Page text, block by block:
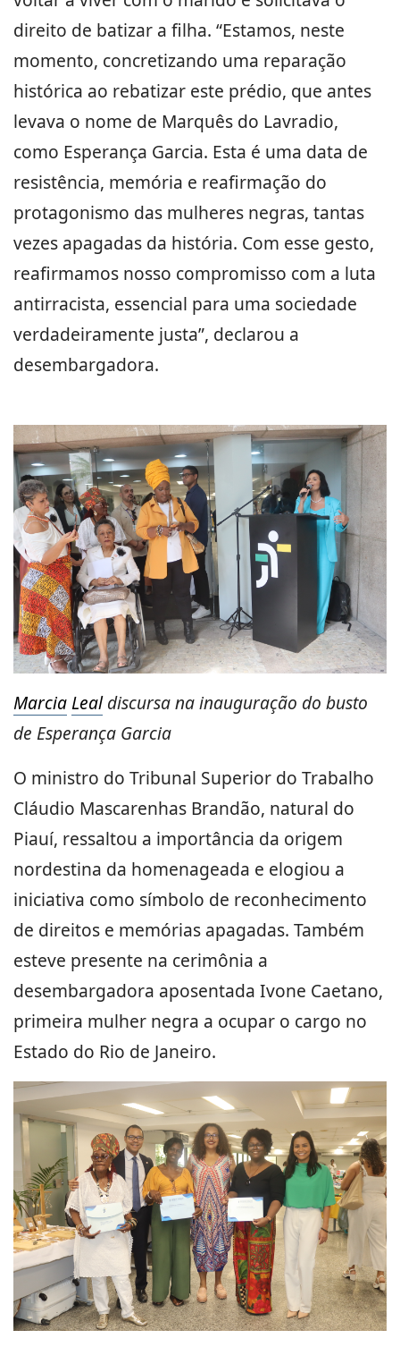
direito de batizar a filha. “Estamos, neste
momento, concretizando uma reparação
histórica ao rebatizar este prédio, que antes
levava o nome de Marquês do Lavradio,
como Esperança Garcia. Esta é uma data de
resistência, memória e reafirmação do
protagonismo das mulheres negras, tantas
vezes apagadas da história. Com esse gesto,
reafirmamos nosso compromisso com a luta
antirracista, essencial para uma sociedade
verdadeiramente justa”, declarou a
desembargadora.
MarciaLealdiscursa na inauguração do busto
de Esperança Garcia
O ministro do Tribunal Superior do Trabalho
Cláudio Mascarenhas Brandão, natural do
Piauí, ressaltou a importância da origem
nordestina da homenageada e elogiou a
iniciativa como símbolo de reconhecimento
de direitos e memórias apagadas. Também
esteve presente na cerimônia a
desembargadora aposentada Ivone Caetano,
primeira mulher negra a ocupar o cargo no
Estado do Rio de Janeiro.